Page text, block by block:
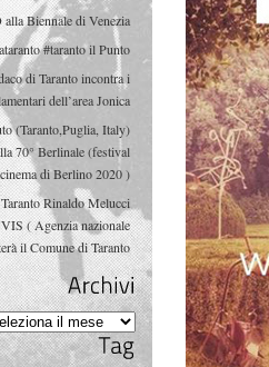
Biennale di Venezia
#taranto il Punto
di Taranto incontra i
dell’area Jonica
(Taranto,Puglia, Italy)
70° Berlinale (festival
di Berlino 2020 )
Rinaldo Melucci
( Agenzia nazionale
il Comune di Taranto